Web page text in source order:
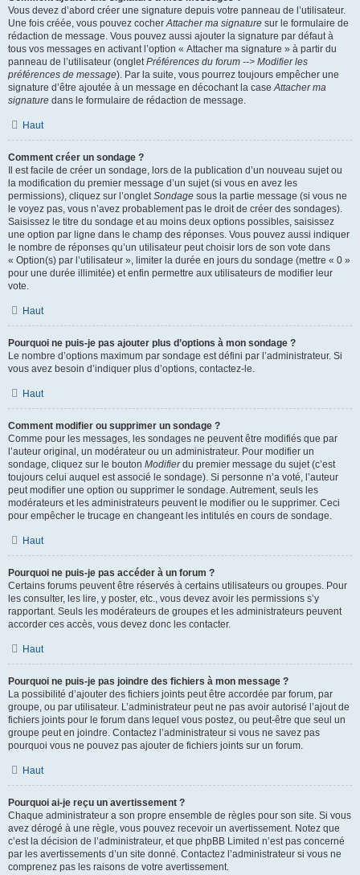
Vous devez d’abord créer une signature depuis votre panneau de l’utilisateur.
Une fois créée, vous pouvez cocherAttacher ma signature sur le formulaire de
rédaction de message. Vous pouvez aussi ajouter la signature par défaut à
tous vos messages en activant l’option « Attacher ma signature » à partir du
panneau de l’utilisateur (ongletPréférences du forum --> Modifier les
préférences de message). Par la suite, vous pourrez toujours empêcher une
signature d’être ajoutée à un message en décochant la caseAttacher ma
signature dans le formulaire de rédaction de message.
Haut
Comment créer un sondage ?
Il est facile de créer un sondage, lors de la publication d’un nouveau sujet ou
la modification du premier message d’un sujet (si vous en avez les
permissions), cliquez sur l’ongletSondage sous la partie message (si vous ne
le voyez pas, vous n’avez probablement pas le droit de créer des sondages).
Saisissez le titre du sondage et au moins deux options possibles, saisissez
une option par ligne dans le champ des réponses. Vous pouvez aussi indiquer
le nombre de réponses qu’un utilisateur peut choisir lors de son vote dans
« Option(s) par l’utilisateur », limiter la durée en jours du sondage (mettre « 0 »
pour une durée illimitée) et enfin permettre aux utilisateurs de modifier leur
vote.
Haut
Pourquoi ne puis-je pas ajouter plus d’options à mon sondage ?
Le nombre d’options maximum par sondage est défini par l’administrateur. Si
vous avez besoin d’indiquer plus d’options, contactez-le.
Haut
Comment modifier ou supprimer un sondage ?
Comme pour les messages, les sondages ne peuvent être modifiés que par
l’auteur original, un modérateur ou un administrateur. Pour modifier un
sondage, cliquez sur le bouton Modifierdu premier message du sujet (c’est
toujours celui auquel est associé le sondage). Si personne n’a voté, l’auteur
peut modifier une option ou supprimer le sondage. Autrement, seuls les
modérateurs et les administrateurs peuvent le modifier ou le supprimer. Ceci
pour empêcher le trucage en changeant les intitulés en cours de sondage.
Haut
Pourquoi ne puis-je pas accéder à un forum ?
Certains forums peuvent être réservés à certains utilisateurs ou groupes. Pour
les consulter, les lire, y poster, etc., vous devez avoir les permissions s’y
rapportant. Seuls les modérateurs de groupes et les administrateurs peuvent
accorder ces accès, vous devez donc les contacter.
Haut
Pourquoi ne puis-je pas joindre des fichiers à mon message ?
La possibilité d’ajouter des fichiers joints peut être accordée par forum, par
groupe, ou par utilisateur. L’administrateur peut ne pas avoir autorisé l’ajout de
fichiers joints pour le forum dans lequel vous postez, ou peut-être que seul un
groupe peut en joindre. Contactez l’administrateur si vous ne savez pas
pourquoi vous ne pouvez pas ajouter de fichiers joints sur un forum.
Haut
Pourquoi ai-je reçu un avertissement ?
Chaque administrateur a son propre ensemble de règles pour son site. Si vous
avez dérogé à une règle, vous pouvez recevoir un avertissement. Notez que
c’est la décision de l’administrateur, et que phpBB Limited n’est pas concerné
par les avertissements d’un site donné. Contactez l’administrateur si vous ne
comprenez pas les raisons de votre avertissement.